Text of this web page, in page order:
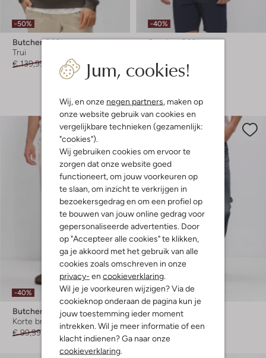
Jum, cookies!
Wij, en onze negen partners , maken op
onze website gebruik van cookies en
vergelijkbare technieken (gezamenlijk:
"cookies").
Wij gebruiken cookies om ervoor te
zorgen dat onze website goed
functioneert, om jouw voorkeuren op
te slaan, om inzicht te verkrijgen in
bezoekersgedrag en om een profiel op
te bouwen van jouw online gedrag voor
gepersonaliseerde advertenties. Door
op "Accepteer alle cookies" te klikken,
ga je akkoord met het gebruik van alle
cookies zoals omschreven in onze
privacy- en cookieverklaring
Wil je je voorkeuren wijzigen? Via de
cookieknop onderaan de pagina kun je
jouw toestemming ieder moment
intrekken. Wil je meer informatie of een
klacht indienen? Ga naar onze
cookieverklaring
-50%
Butcher Of Blue
Trui
€ 139,99
€ 69,99
-40%
Butcher Of Blue
€ 129,99
€ 77,99
-40%
Butcher Of Blue
Korte broek
€ 99,99
€ 59,99
-20%
Butcher Of Blue
Straight leg jeans
€ 149,99
€ 119,99